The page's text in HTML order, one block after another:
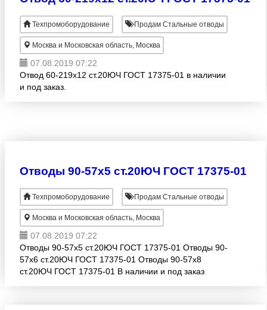
Техпромоборудование Продам Стальные отводы
Москва и Московская область, Москва
07.08.2019 07:22
Отвод 60-219х12 ст.20ЮЧ ГОСТ 17375-01 в наличии
и под заказ.
Отводы 90-57х5 ст.20ЮЧ ГОСТ 17375-01
Техпромоборудование Продам Стальные отводы
Москва и Московская область, Москва
07.08.2019 07:22
Отводы 90-57х5 ст.20ЮЧ ГОСТ 17375-01 Отводы 90-
57х6 ст.20ЮЧ ГОСТ 17375-01 Отводы 90-57х8
ст.20ЮЧ ГОСТ 17375-01 В наличии и под заказ